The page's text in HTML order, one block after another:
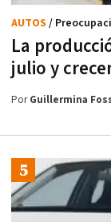
La
julio y
AUTOS /
PorGuillermina